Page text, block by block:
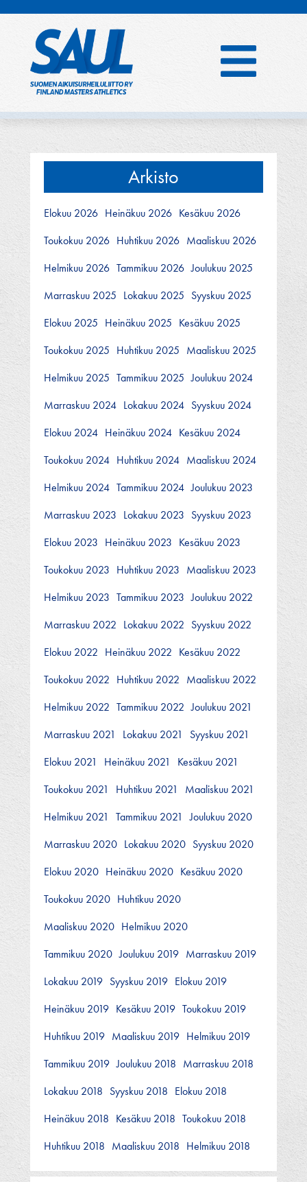
Arkisto
Elokuu 2026 Heinäkuu 2026 Kesäkuu 2026
Toukokuu 2026 Huhtikuu 2026 Maaliskuu 2026
Helmikuu 2026 Tammikuu 2026 Joulukuu 2025
Marraskuu 2025 Lokakuu 2025 Syyskuu 2025
Elokuu 2025 Heinäkuu 2025 Kesäkuu 2025
Toukokuu 2025 Huhtikuu 2025 Maaliskuu 2025
Helmikuu 2025 Tammikuu 2025 Joulukuu 2024
Marraskuu 2024 Lokakuu 2024 Syyskuu 2024
Elokuu 2024 Heinäkuu 2024 Kesäkuu 2024
Toukokuu 2024 Huhtikuu 2024 Maaliskuu 2024
Helmikuu 2024 Tammikuu 2024 Joulukuu 2023
Marraskuu 2023 Lokakuu 2023 Syyskuu 2023
Elokuu 2023 Heinäkuu 2023 Kesäkuu 2023
Toukokuu 2023 Huhtikuu 2023 Maaliskuu 2023
Helmikuu 2023 Tammikuu 2023 Joulukuu 2022
Marraskuu 2022 Lokakuu 2022 Syyskuu 2022
Elokuu 2022 Heinäkuu 2022 Kesäkuu 2022
Toukokuu 2022 Huhtikuu 2022 Maaliskuu 2022
Helmikuu 2022 Tammikuu 2022 Joulukuu 2021
Marraskuu 2021
Lokakuu 2021
Syyskuu 2021
Elokuu 2021
Heinäkuu 2021
Kesäkuu 2021
Toukokuu 2021
Huhtikuu 2021
Maaliskuu 2021
Helmikuu 2021
Tammikuu 2021
Joulukuu 2020
Marraskuu 2020 Lokakuu 2020 Syyskuu 2020
Elokuu 2020 Heinäkuu 2020 Kesäkuu 2020
Toukokuu 2020 Huhtikuu 2020
Maaliskuu 2020 Helmikuu 2020
Tammikuu 2020 Joulukuu 2019 Marraskuu 2019
Lokakuu 2019 Syyskuu 2019 Elokuu 2019
Heinäkuu 2019 Kesäkuu 2019 Toukokuu 2019
Huhtikuu 2019 Maaliskuu 2019 Helmikuu 2019
Tammikuu 2019 Joulukuu 2018 Marraskuu 2018
Lokakuu 2018 Syyskuu 2018 Elokuu 2018
Heinäkuu 2018 Kesäkuu 2018 Toukokuu 2018
Huhtikuu 2018 Maaliskuu 2018 Helmikuu 2018